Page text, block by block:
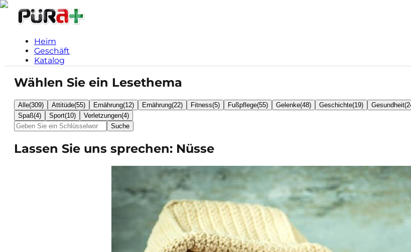
Heim
Geschäft
Katalog
Wählen Sie ein Lesethema
Alle(309) Attitüde(55) Ernährung(12) Ernährung(22) Fitness(5) Fußpflege(55) Gelenke(48) Geschichte(19) Gesundheit(
Spaß(4) Sport(10) Verletzungen(4)
Suche
Lassen Sie uns sprechen: Nüsse